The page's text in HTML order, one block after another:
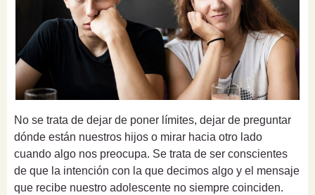
No se trata de dejar de poner límites, dejar de preguntar
dónde están nuestros hijos o mirar hacia otro lado
cuando algo nos preocupa. Se trata de ser conscientes
de que la intención con la que decimos algo y el mensaje
que recibe nuestro adolescente no siempre coinciden.